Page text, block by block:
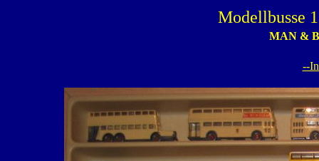
Modellbusse
MAN &
--